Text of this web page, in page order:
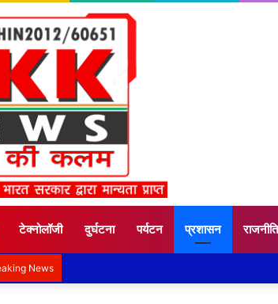
टेक्नोलॉजी दुर्घटना पर्यटन प्रशासन राजनीति
News